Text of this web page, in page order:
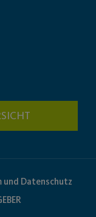
und Datenschutz